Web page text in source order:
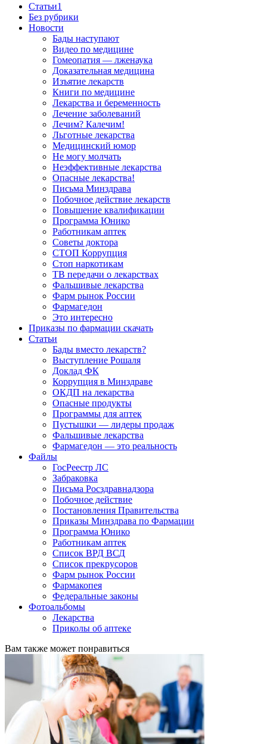
Cтатьи1
Без рубрики
Новости
Бады наступают
Видео по медицине
Гомеопатия — лженаука
Доказательная медицина
Изъятие лекарств
Книги по медицине
Лекарства и беременность
Лечение заболеваний
Лечим? Калечим!
Льготные лекарства
Медицинский юмор
Не могу молчать
Неэффективные лекарства
Опасные лекарства!
Письма Минздрава
Побочное действие лекарств
Повышение квалификации
Программа Юнико
Работникам аптек
Советы доктора
СТОП Коррупция
Стоп наркотикам
ТВ передачи о лекарствах
Фальшивые лекарства
Фарм рынок России
Фармагедон
Это интересно
Приказы по фармации скачать
Статьи
Бады вместо лекарств?
Выступление Рошаля
Доклад ФК
Коррупция в Минздраве
ОКДП на лекарства
Опасные продукты
Программы для аптек
Пустышки — лидеры продаж
Фальшивые лекарства
Фармагедон — это реальность
Файлы
ГосРеестр ЛС
Забраковка
Письма Росздравнадзора
Побочное действие
Постановления Правительства
Приказы Минздрава по Фармации
Программа Юнико
Работникам аптек
Список ВРД ВСД
Список прекрусоров
Фарм рынок России
Фармакопея
Федеральные законы
Фотоальбомы
Лекарства
Приколы об аптеке
Вам также может понравиться